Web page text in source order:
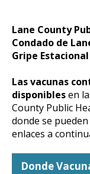
Lane County
Condado de
Gripe Estacional
Las vacunas
disponiblesen
County Public
donde se
enlaces a
Donde